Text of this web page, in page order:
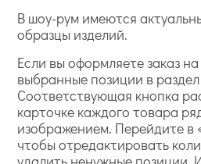
В шоу-рум имеются
образцы изделий.
Если вы оформляете заказ
выбранные позиции в
Соответствующая кнопка
карточке каждого товара
изображением. Перейдите в
чтобы отредактировать